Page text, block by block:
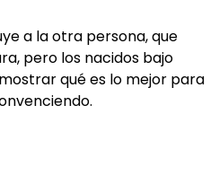
a la otra persona, que
pero los nacidos bajo
qué es lo mejor para